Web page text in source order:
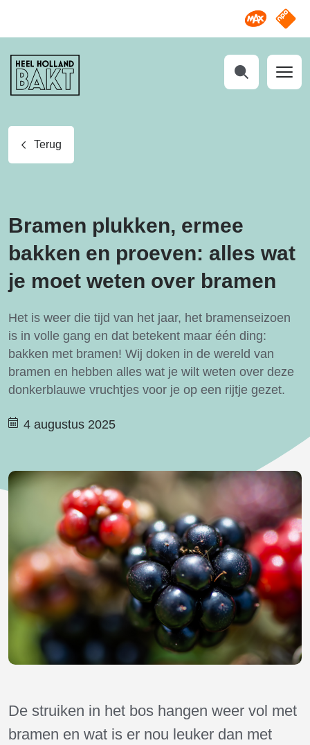
Omroep
NPO
Heel
Holland
Bakt
Terug
Bramen plukken, ermee
bakken en proeven: alles wat
je moet weten over bramen
Het is weer die tijd van het jaar, het bramenseizoen
is in volle gang en dat betekent maar één ding:
bakken met bramen! Wij doken in de wereld van
bramen en hebben alles wat je wilt weten over deze
donkerblauwe vruchtjes voor je op een rijtje gezet.
4 augustus 2025
De struiken in het bos hangen weer vol met
bramen en wat is er nou leuker dan met